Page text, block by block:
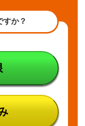
すか？